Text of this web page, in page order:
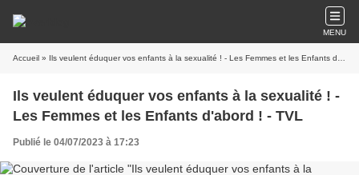
MENU
Accueil » Ils veulent éduquer vos enfants à la sexualité ! - Les Femmes et les Enfants d'abord ! - TVL
Ils veulent éduquer vos enfants à la sexualité ! -
Les Femmes et les Enfants d'abord ! - TVL
Publié le 04/07/2023 à 17:23